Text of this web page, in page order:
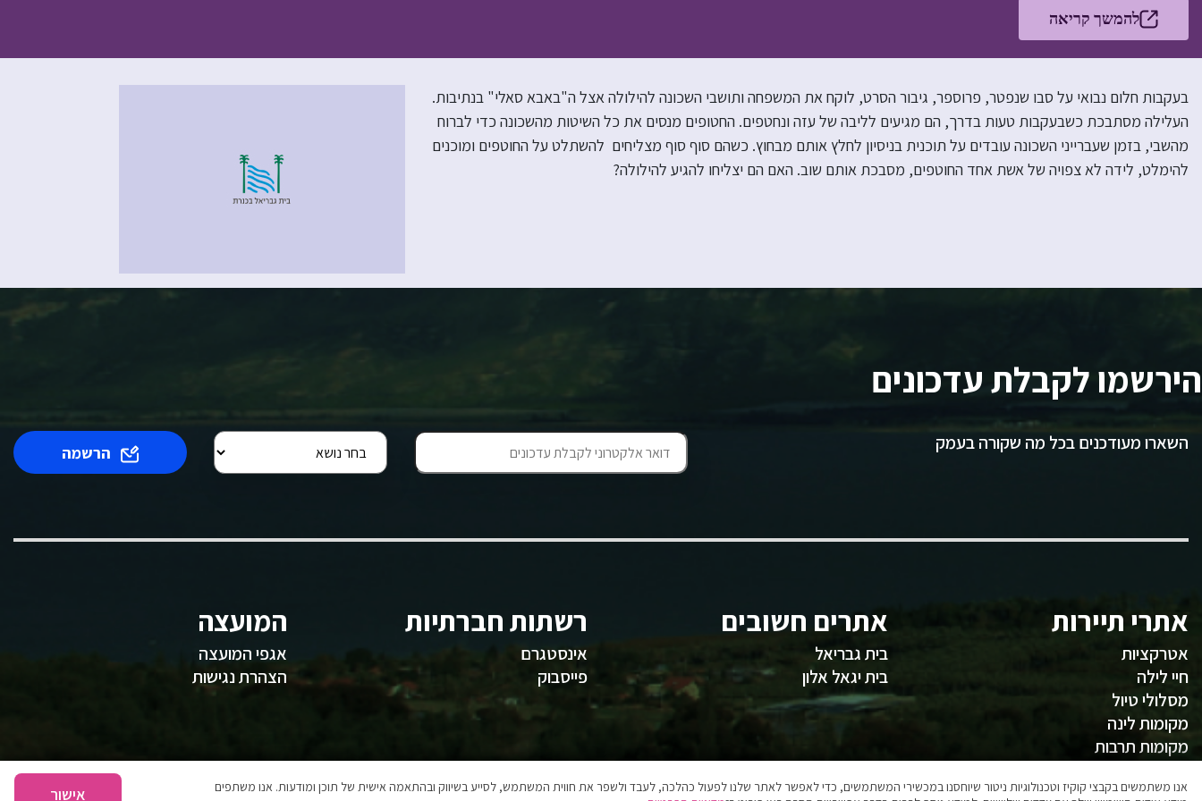
להמשך קריאה
בעקבות חלום נבואי על סבו שנפטר, פרוספר, גיבור הסרט, לוקח את המשפחה ותושבי השכונה להילולה אצל ה"באבא סאלי" בנתיבות.
העלילה מסתבכת כשבעקבות טעות בדרך, הם מגיעים לליבה של עזה ונחטפים. החטופים מנסים את כל השיטות מהשכונה כדי לברוח
מהשבי, בזמן שעברייני השכונה עובדים על תוכנית בניסיון לחלץ אותם מבחוץ. כשהם סוף סוף מצליחים להשתלט על החוטפים ומוכנים
להימלט, לידה לא צפויה של אשת אחד החוטפים, מסבכת אותם שוב. האם הם יצליחו להגיע להילולה?
הירשמו לקבלת עדכונים
השארו מעודכנים בכל מה שקורה בעמק הרשמה
אתרי תיירות
אטרקציות
חיי לילה
מסלולי טיול
מקומות לינה
מקומות תרבות
אתרים חשובים
בית גבריאל
בית יגאל אלון
רשתות חברתיות
אינסטגרם
פייסבוק
המועצה
אגפי המועצה
הצהרת נגישות
אנו משתמשים בקבצי קוקיז וטכנולוגיות ניטור שיוחסנו במכשירי המשתמשים, כדי לאפשר לאתר שלנו לפעול כהלכה, לעבד ולשפר את חווית המשתמש, לסייע בשיווק ובהתאמה אישית של תוכן ומודעות. אנו משתפים
אישור